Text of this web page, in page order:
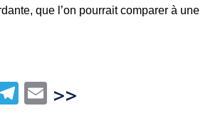
que l’on pourrait comparer à une
Telegram
Email
>>